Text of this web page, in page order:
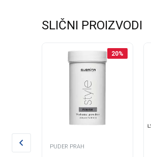
SLIČNI PROIZVODI
20%
PUDER PRAH